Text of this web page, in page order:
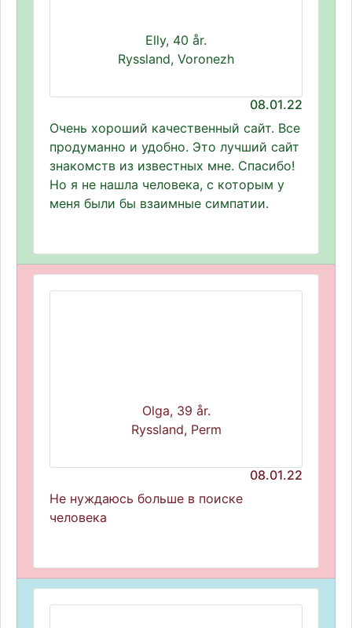
Elly, 40 år.
Ryssland, Voronezh
08.01.22
Очень хороший качественный сайт. Все
продуманно и удобно. Это лучший сайт
знакомств из известных мне. Спасибо!
Но я не нашла человека, с которым у
меня были бы взаимные симпатии.
Olga, 39 år.
Ryssland, Perm
08.01.22
Не нуждаюсь больше в поиске
человека